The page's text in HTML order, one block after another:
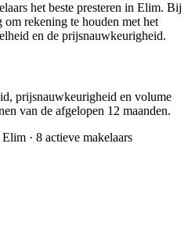
het beste presteren in Elim. Bij
rekening te houden met het
en de prijsnauwkeurigheid.
prijsnauwkeurigheid en volume
van de afgelopen 12 maanden.
Elim · 8 actieve makelaars